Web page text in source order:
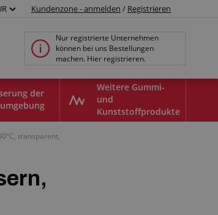
Kundenzone - anmelden / Registrieren
Nur registrierte Unternehmen
können bei uns Bestellungen
machen. Hier registrieren.
der
Weitere Gummi-
und
Kunststoffprodukte
transparent,